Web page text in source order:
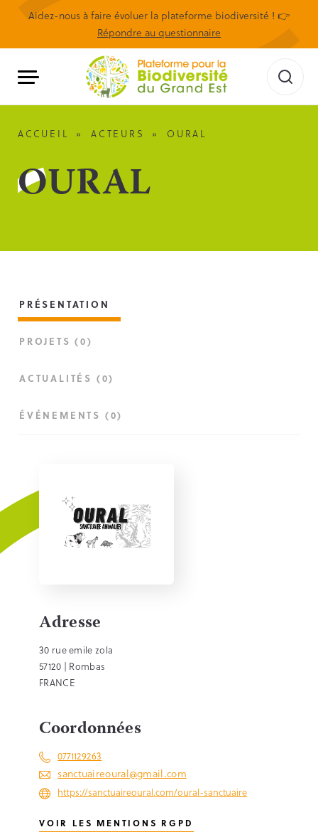
Aidez-nous à faire évoluer la plateforme biodiversité ! 👉
Répondre au questionnaire
ACCUEIL » ACTEURS » OURAL
OURAL
PRÉSENTATION
PROJETS (0)
ACTUALITÉS (0)
ÉVÉNEMENTS (0)
Adresse
30 rue emile zola
57120 | Rombas
FRANCE
Coordonnées
0771129263
sanctuaireoural@gmail.com
https://sanctuaireoural.com/oural-sanctuaire
VOIR LES MENTIONS RGPD